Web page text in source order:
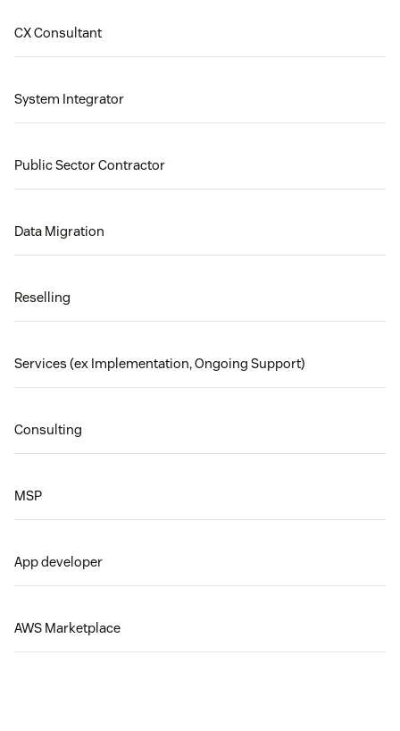
CX Consultant
System Integrator
Public Sector Contractor
Data Migration
Reselling
Services (ex Implementation, Ongoing Support)
Consulting
MSP
App developer
AWS Marketplace